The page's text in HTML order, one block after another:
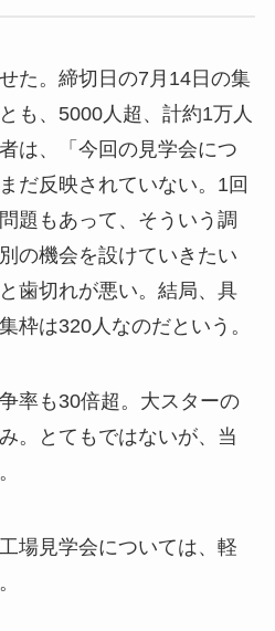
た。締切日の7月14日の集
も、5000人超、計約1万人
は、「今回の見学会につ
だ反映されていない。1回
題もあって、そういう調
の機会を設けていきたい
歯切れが悪い。結局、具
枠は320人なのだという。
率も30倍超。大スターの
。とてもではないが、当
場見学会については、軽